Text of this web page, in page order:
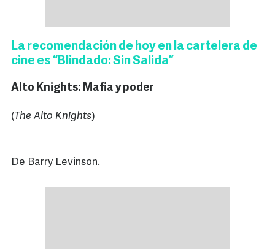
La recomendación de hoy en la cartelera de
cine es “Blindado: Sin Salida”
Alto Knights: Mafia y poder
(The Alto Knights)
De Barry Levinson.